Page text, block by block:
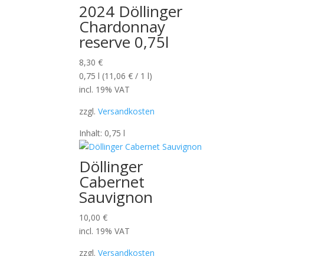
2024 Döllinger
Chardonnay
reserve 0,75l
8,30€
0,75 l (11,06€ / 1l)
incl. 19% VAT
zzgl.Versandkosten
Inhalt: 0,75l
Döllinger
Cabernet
Sauvignon
10,00€
incl. 19% VAT
zzgl.Versandkosten